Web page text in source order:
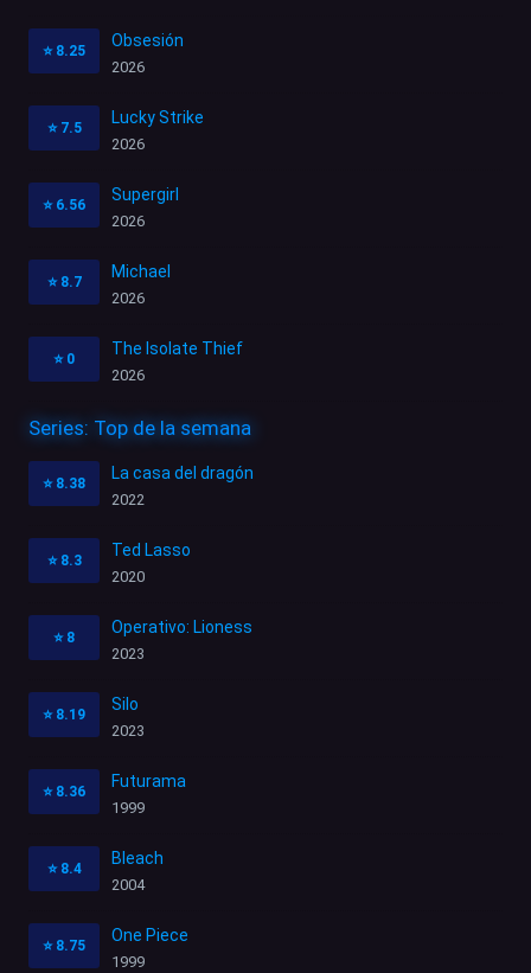
⭐ 8.25
Obsesión
2026
⭐ 7.5
Lucky Strike
2026
⭐ 6.56
Supergirl
2026
⭐ 8.7
Michael
2026
⭐ 0
The Isolate Thief
2026
Series: Top de la semana
⭐ 8.38
La casa del dragón
2022
⭐ 8.3
Ted Lasso
2020
⭐ 8
Operativo: Lioness
2023
⭐ 8.19
Silo
2023
⭐ 8.36
Futurama
1999
⭐ 8.4
Bleach
2004
⭐ 8.75
One Piece
1999